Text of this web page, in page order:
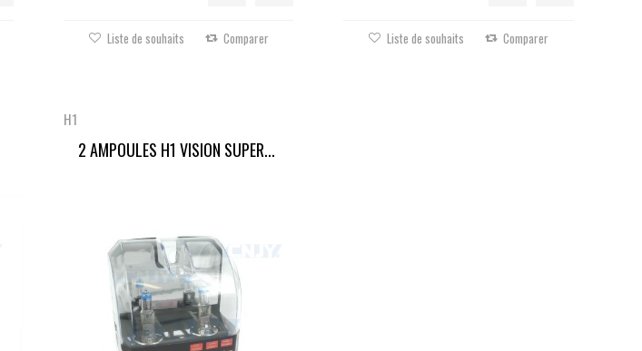
Liste de souhaits Comparer Liste de souhaits Comparer
H1
2 AMPOULES H1 VISION SUPER...